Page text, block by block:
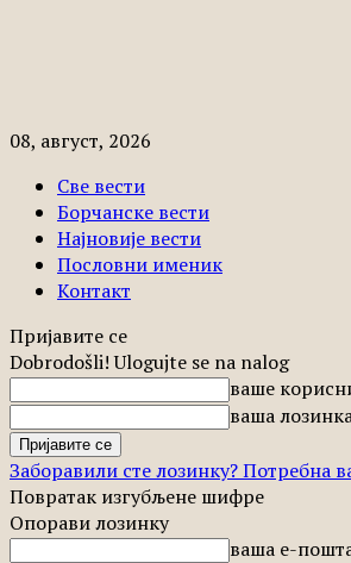
08, август, 2026
Све вести
Борчанске вести
Најновије вести
Пословни именик
Контакт
Пријавите се
Dobrodošli! Ulogujte se na nalog
ваше
ваша
Заборавили сте лозинку? Потребна
Повратак изгубљене шифре
Опорави лозинку
ваша е-